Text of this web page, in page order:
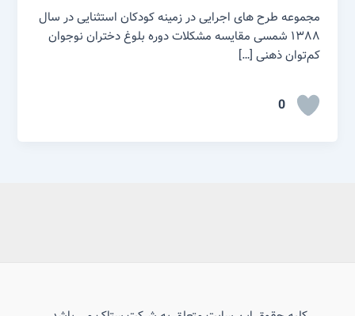
مجموعه طرح های اجرایی در زمینه کودکان استثنایی در سال
۱۳۸۸ شمسی مقایسه مشکلات دوره بلوغ دختران نوجوان
کم‌توان ذهنی […]
0